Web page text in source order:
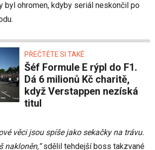
byl ohromen, kdyby seriál neskončil po
PŘEČTĚTE SI TAKÉ
Šéf Formule E rýpl do F1.
Dá 6 milionů Kč charitě,
když Verstappen nezíská
titul
věci jsou spíše jako sekačky na trávu.
nakloněn,“sdělil tehdejší boss takzvané